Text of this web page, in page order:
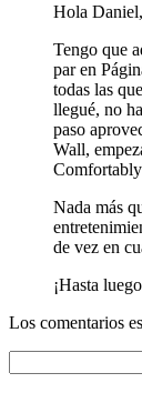
Hola
Tengo que
par en
todas las
llegué, no
paso
Wall,
Nada más
de vez en
¡Hasta
Los comentarios